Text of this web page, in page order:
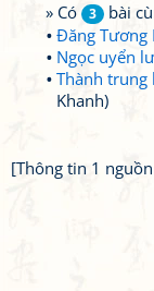
» Có
3
bài
Đăng Tương
Ngọc uyển
Thành
Khanh)
[Thông tin 1